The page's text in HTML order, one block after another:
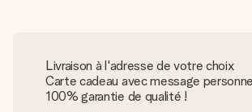
Livraison à l'adresse de votre choix
Carte cadeau avec message
100% garantie de qualité !